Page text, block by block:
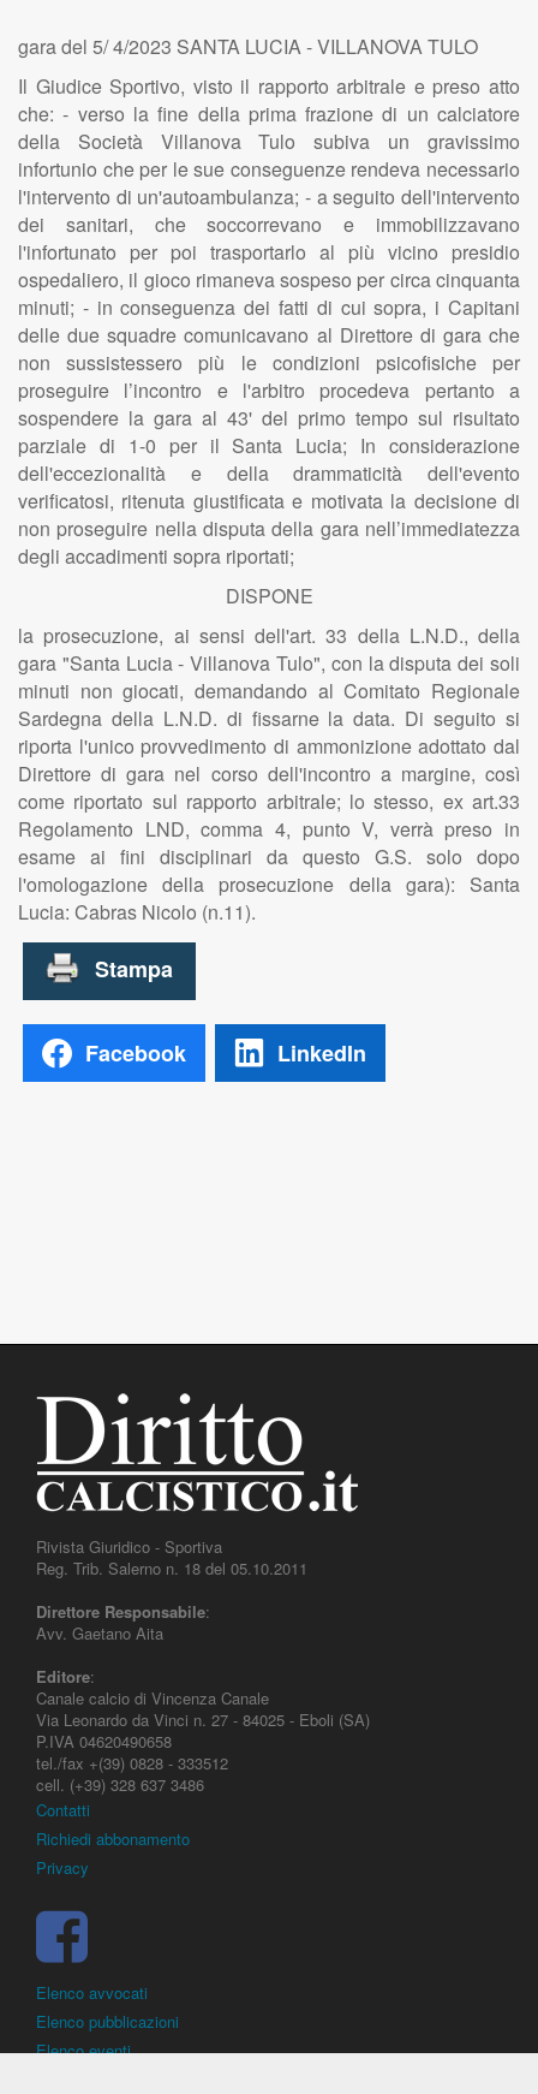
gara del 5/ 4/2023 SANTA LUCIA - VILLANOVA TULO
Il Giudice Sportivo, visto il rapporto arbitrale e preso atto
che: - verso la fine della prima frazione di un calciatore
della Società Villanova Tulo subiva un gravissimo
infortunio che per le sue conseguenze rendeva necessario
l'intervento di un'autoambulanza; - a seguito dell'intervento
dei sanitari, che soccorrevano e immobilizzavano
l'infortunato per poi trasportarlo al più vicino presidio
ospedaliero, il gioco rimaneva sospeso per circa cinquanta
minuti; - in conseguenza dei fatti di cui sopra, i Capitani
delle due squadre comunicavano al Direttore di gara che
non sussistessero più le condizioni psicofisiche per
proseguire l’incontro e l'arbitro procedeva pertanto a
sospendere la gara al 43' del primo tempo sul risultato
parziale di 1-0 per il Santa Lucia; In considerazione
dell'eccezionalità e della drammaticità dell'evento
verificatosi, ritenuta giustificata e motivata la decisione di
non proseguire nella disputa della gara nell’immediatezza
degli accadimenti sopra riportati;
DISPONE
la prosecuzione, ai sensi dell'art. 33 della L.N.D., della
gara "Santa Lucia - Villanova Tulo", con la disputa dei soli
minuti non giocati, demandando al Comitato Regionale
Sardegna della L.N.D. di fissarne la data. Di seguito si
riporta l'unico provvedimento di ammonizione adottato dal
Direttore di gara nel corso dell'incontro a margine, così
come riportato sul rapporto arbitrale; lo stesso, ex art.33
Regolamento LND, comma 4, punto V, verrà preso in
esame ai fini disciplinari da questo G.S. solo dopo
l'omologazione della prosecuzione della gara): Santa
Lucia: Cabras Nicolo (n.11).
Facebook LinkedIn
Rivista Giuridico - Sportiva
Reg. Trib. Salerno n. 18 del 05.10.2011
Direttore Responsabile:
Avv. Gaetano Aita
Editore:
Canale calcio di Vincenza Canale
Via Leonardo da Vinci n. 27 - 84025 - Eboli (SA)
P.IVA 04620490658
tel./fax +(39) 0828 - 333512
cell. (+39) 328 637 3486
Contatti
Richiedi abbonamento
Privacy
Elenco avvocati
Elenco pubblicazioni
Elenco eventi